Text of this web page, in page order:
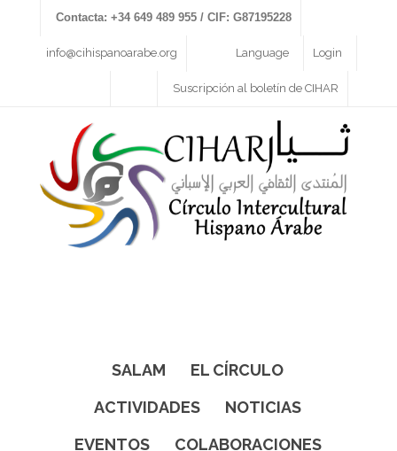
Contacta: +34 649 489 955 / CIF: G87195228
info@cihispanoarabe.org Login
Language
Suscripción al boletín de CIHAR
SALAM
EL CÍRCULO
ACTIVIDADES
NOTICIAS
EVENTOS
COLABORACIONES